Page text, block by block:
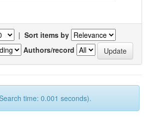
| Sort items by
Authors/record
time: 0.001 seconds).